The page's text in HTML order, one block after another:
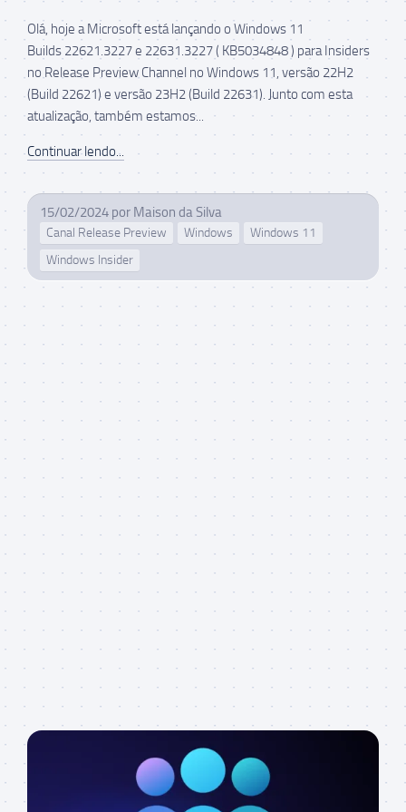
Olá, hoje a Microsoft está lançando o Windows 11
Builds 22621.3227 e 22631.3227 ( KB5034848 ) para Insiders
no Release Preview Channel no Windows 11, versão 22H2
(Build 22621) e versão 23H2 (Build 22631). Junto com esta
atualização, também estamos...
Continuar lendo...
15/02/2024 por Maison da Silva
Canal Release Preview Windows
Windows 11
Windows Insider